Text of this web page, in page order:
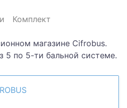
Комплект
магазине Cifrobus.
5 по 5-ти бальной системе.
Давайте обсудим.
и мы посмотрим, что
наличие и